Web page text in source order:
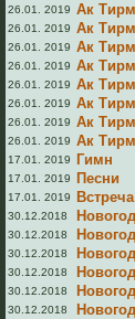
26.01. 2019 Ак
26.01. 2019 Ак
26.01. 2019 Ак
26.01. 2019 Ак
26.01. 2019 Ак
26.01. 2019 Ак
26.01. 2019 Ак
26.01. 2019 Ак
17.01. 2019 Гимн
17.01. 2019 Песни
17.01. 2019 Встреча
30.12.2018
30.12.2018
30.12.2018
30.12.2018
30.12.2018
30.12.2018